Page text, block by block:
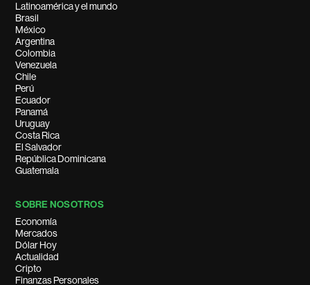
Latinoamérica y el mundo
Brasil
México
Argentina
Colombia
Venezuela
Chile
Perú
Ecuador
Panamá
Uruguay
Costa Rica
El Salvador
República Dominicana
Guatemala
SOBRE NOSOTROS
Economía
Mercados
Dólar Hoy
Actualidad
Cripto
Finanzas Personales